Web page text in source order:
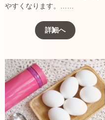
やすくなります。……
詳細へ